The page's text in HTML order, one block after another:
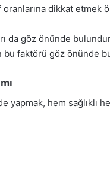
dikkat etmek
da göz önünde
bu faktörü göz önünde
yapmak, hem